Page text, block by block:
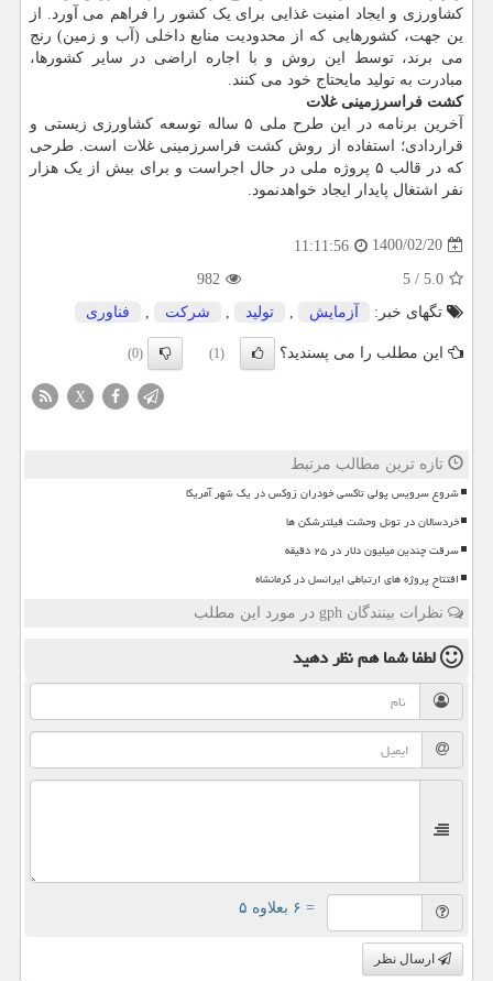
کشاورزی و ایجاد امنیت غذایی برای یک کشور را فراهم می آورد. از
ین جهت، کشورهایی که از محدودیت منابع داخلی (آب و زمین) رنج
می برند، توسط این روش و با اجاره اراضی در سایر کشورها،
مبادرت به تولید مایحتاج خود می کنند.
کشت فراسرزمینی غلات
آخرین برنامه در این طرح ملی ۵ ساله توسعه کشاورزی زیستی و
قراردادی؛ استفاده از روش کشت فراسرزمینی غلات است. طرحی
که در قالب ۵ پروژه ملی در حال اجراست و برای بیش از یک هزار
نفر اشتغال پایدار ایجاد خواهدنمود.
1400/02/20
11:11:56
5.0
/
5
982
تگهای خبر:
آزمایش , تولید , شركت , فناوری
این مطلب را می پسندید؟ (1)
(0)
X
تازه ترین مطالب مرتبط
شروع سرویس پولی تاکسی خودران زوکس در یک شهر آمریکا
خردسالان در تونل وحشت فیلترشکن ها
سرقت چندین میلیون دلار در ۲۵ دقیقه
افتتاح پروژه های ارتباطی ایرانسل در کرمانشاه
نظرات بینندگان gph در مورد این مطلب
لطفا شما همنظر دهید
= ۶ بعلاوه ۵
ارسال نظر